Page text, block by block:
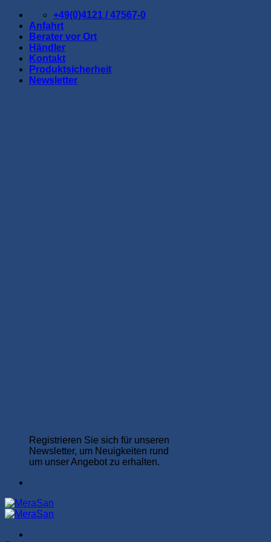
Zum
Inhalt
springen
+49(0)4121 / 47567-0
Anfahrt
Berater vor Ort
Händler
Kontakt
Produktsicherheit
Newsletter
Registrieren Sie sich für unseren
Newsletter, um Neuigkeiten rund
um unser Angebot zu erhalten.